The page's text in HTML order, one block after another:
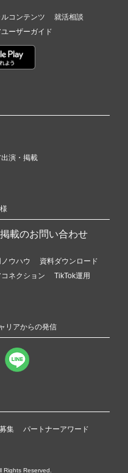
コンテンツ
就活相談
ーザーガイド
出演・掲載
掲載のお問い合わせ
ウハウ
資料ダウンロード
ネクション
TikTok運用
リアからの発信
集 パートナーアワード
Rights Reserved.